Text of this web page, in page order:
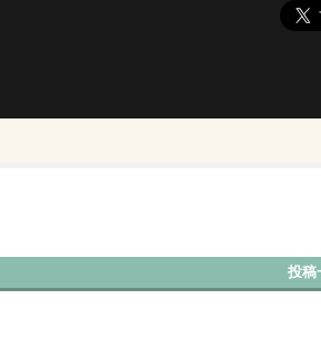
投稿